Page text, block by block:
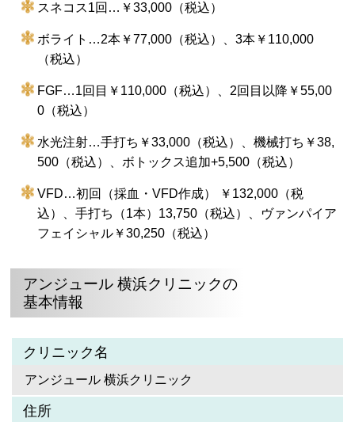
スネコス1回…￥33,000（税込）
ボライト…2本￥77,000（税込）、3本￥110,000
（税込）
FGF…1回目￥110,000（税込）、2回目以降￥55,00
0（税込）
水光注射…手打ち￥33,000（税込）、機械打ち￥38,
500（税込）、ボトックス追加+5,500（税込）
VFD…初回（採血・VFD作成） ￥132,000（税
込）、手打ち（1本）13,750（税込）、ヴァンパイア
フェイシャル￥30,250（税込）
アンジュール 横浜クリニックの
基本情報
クリニック名
アンジュール 横浜クリニック
住所